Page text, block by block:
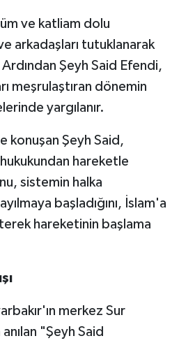
ve katliam dolu
arkadaşları tutuklanarak
Şeyh Said Efendi,
meşrulaştıran dönemin
yargılanır.
konuşan Şeyh Said,
hareketle
sistemin halka
başladığını, İslam'a
hareketinin başlama
merkez Sur
"Şeyh Said